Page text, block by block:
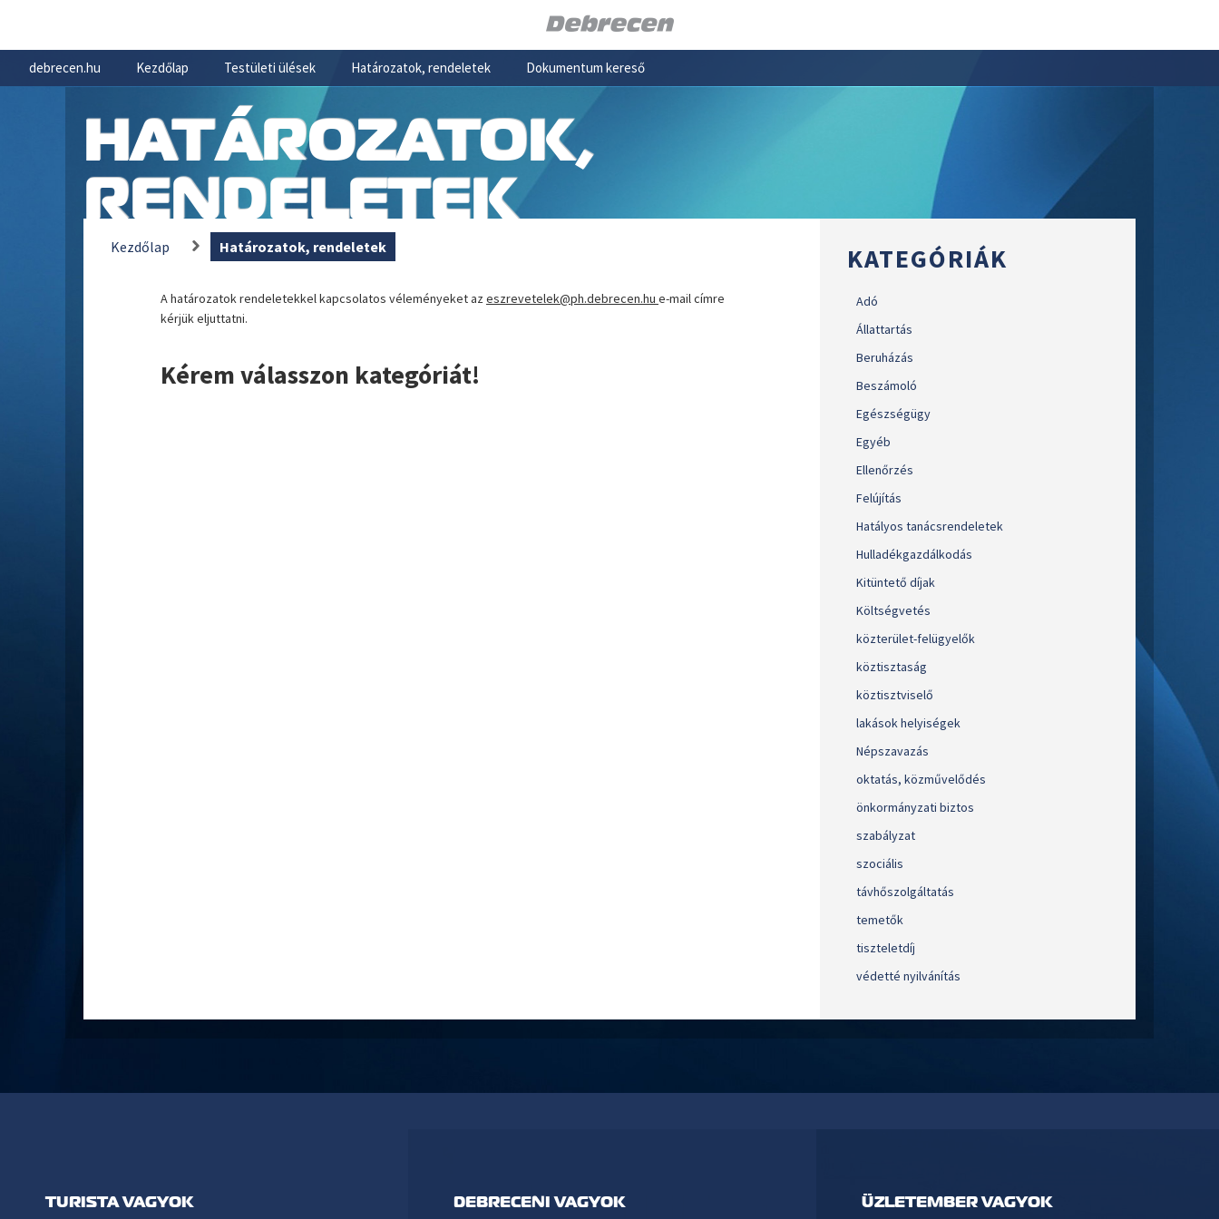
debrecen.hu Kezdőlap Testületi ülések Határozatok, rendeletek Dokumentum kereső
HATÁROZATOK,
RENDELETEK
Kezdőlap Határozatok, rendeletek
A határozatok rendeletekkel kapcsolatos véleményeket azeszrevetelek@ph.debrecen.hu e-mail címre
kérjük eljuttatni.
Kérem válasszon kategóriát!
KATEGÓRIÁK
Adó
Állattartás
Beruházás
Beszámoló
Egészségügy
Egyéb
Ellenőrzés
Felújítás
Hatályos tanácsrendeletek
Hulladékgazdálkodás
Kitüntető díjak
Költségvetés
közterület-felügyelők
köztisztaság
köztisztviselő
lakások helyiségek
Népszavazás
oktatás, közművelődés
önkormányzati biztos
szabályzat
szociális
távhőszolgáltatás
temetők
tiszteletdíj
védetté nyilvánítás
TURISTA VAGYOK DEBRECENI VAGYOK ÜZLETEMBER VAGYOK